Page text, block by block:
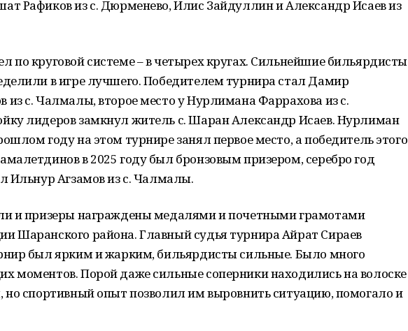
Рафиков из с. Дюрменево, Илис Зайдуллин и Александр Исаев из
по круговой системе – в четырех кругах. Сильнейшие бильярдисты
в игре лучшего. Победителем турнира стал Дамир
из с. Чалмалы, второе место у Нурлимана Фаррахова из с.
лидеров замкнул житель с. Шаран Александр Исаев. Нурлиман
году на этом турнире занял первое место, а победитель этого
в 2025 году был бронзовым призером, серебро год
Ильнур Агзамов из с. Чалмалы.
и призеры награждены медалями и почетными грамотами
Шаранского района. Главный судья турнира Айрат Сираев
был ярким и жарким, бильярдисты сильные. Было много
моментов. Порой даже сильные соперники находились на волоске
но спортивный опыт позволил им выровнить ситуацию, помогало и